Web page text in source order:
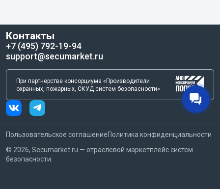
Контакты
+7 (495) 792-19-94
support@secumarket.ru
При партнерстве консорциума «Производители
охранных, пожарных, СКУД систем безопасности»
Пользовательское соглашениеПолитика конфиденциальности
© 2026, Secumarket.ru — отраслевой маркетплейс систем
безопасности.